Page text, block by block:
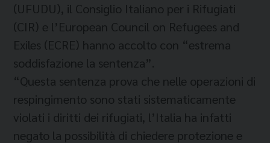
(UFUDU), il Consiglio Italiano per i Rifugiati
(CIR) e l’European Council on Refugees and
Exiles (ECRE) hanno accolto con “estrema
soddisfazione la sentenza”.
“Questa sentenza prova che nelle operazioni di
respingimento sono stati sistematicamente
violati i diritti dei rifugiati, l’Italia ha infatti
negato la possibilità di chiedere protezione e